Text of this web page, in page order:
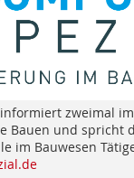
informiert zweimal
Bauen und spricht
im Bauwesen